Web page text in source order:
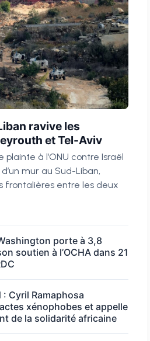
ravive les
et Tel-Aviv
plainte à l’ONU contre Israël
mur au Sud-Liban,
frontalières entre les deux
porte à 3,8
soutien à l’OCHA dans 21
Cyril Ramaphosa
xénophobes et appelle
de la solidarité africaine